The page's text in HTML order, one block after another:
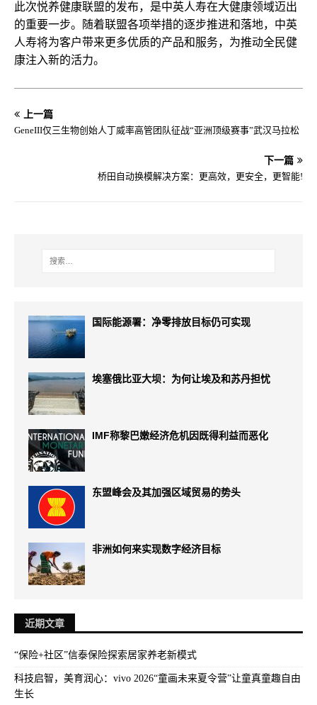
此次悦养健康联盟的发布，是中英人寿在大健康领域迈出
的重要一步。随着联盟各项举措的逐步推进和落地，中英
人寿将为客户带来更多优质的产品和服务，为推动全民健
康注入新的活力。
上一篇
GeneIII仅三生物创始人丁威率高管团队征战“亚洲顶级赛事”武汉马拉松
下一篇
桥田自动换模解决方案：更高效，更安全，更智能!
国际能源署：净零排放目标仍可实现
埃塞俄比亚大坝：为何让埃及和苏丹担忧
IMF称黎巴嫩经济危机因既得利益而恶化
东盟峰会及其加强区域贸易的势头
非洲如何来实现数字经济目标
近期文章
“保险+社区”信泰保险探索居家养老新模式
科技启智，美育润心：vivo 2026“童画未来夏令营”让童真童趣自由
生长